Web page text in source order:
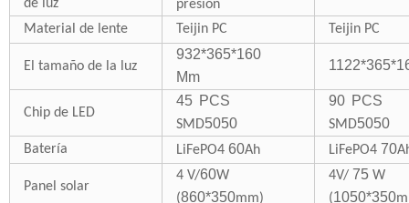
de luz presión
Material de lente Teijin PC Teijin PC
El tamaño de la luz
932*365*160
Mm
Chip de LED
45 PCS
SMD5050
90 PCS
SMD5050
Batería LiFePO460Ah LiFePO470
Panel solar
4 V/60W
(860*350mm)
4V/75W
(1050*350